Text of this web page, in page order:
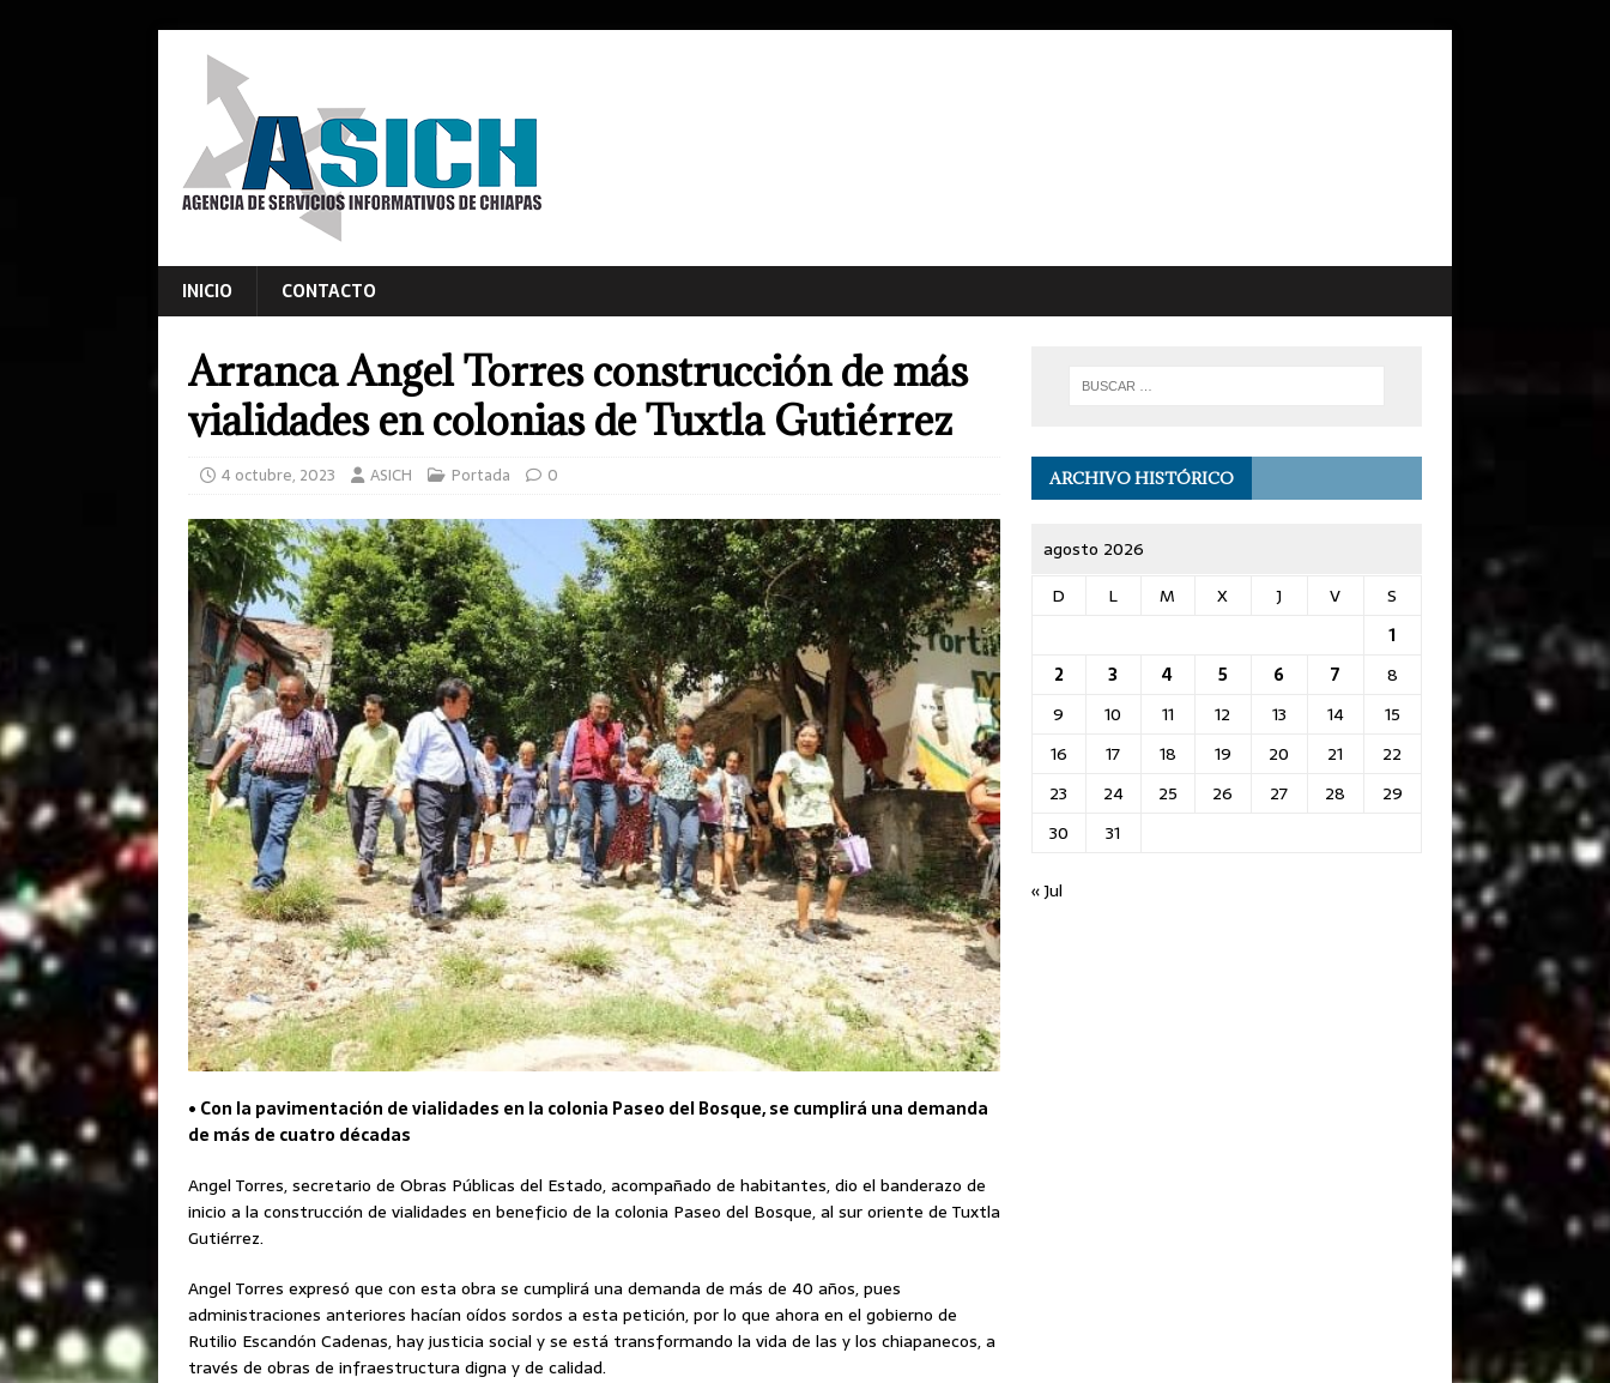
INICIO CONTACTO
Arranca Angel Torres construcción de más
vialidades en colonias de Tuxtla Gutiérrez
4 octubre, 2023 ASICH Portada 0
• Con la pavimentación de vialidades en la colonia Paseo del Bosque, se cumplirá una demanda
de más de cuatro décadas
Angel Torres, secretario de Obras Públicas del Estado, acompañado de habitantes, dio el banderazo de
inicio a la construcción de vialidades en beneficio de la colonia Paseo del Bosque, al sur oriente de Tuxtla
Gutiérrez.
Angel Torres expresó que con esta obra se cumplirá una demanda de más de 40 años, pues
administraciones anteriores hacían oídos sordos a esta petición, por lo que ahora en el gobierno de
Rutilio Escandón Cadenas, hay justicia social y se está transformando la vida de las y los chiapanecos, a
través de obras de infraestructura digna y de calidad.
ARCHIVO HISTÓRICO
agosto 2026
D
L M X J V
S
1
2
3 4 5 6 7
8
9
10 11 12 13 14
15
16
17 18 19 20 21
22
23
24 25 26 27 28
29
30
31
« Jul